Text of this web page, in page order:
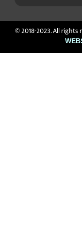
© 2018-2023. All rights